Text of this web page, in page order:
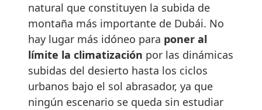
natural que constituyen la subida de
montaña más importante de Dubái. No
hay lugar más idóneo para poner al
límite la climatización por las dinámicas
subidas del desierto hasta los ciclos
urbanos bajo el sol abrasador, ya que
ningún escenario se queda sin estudiar